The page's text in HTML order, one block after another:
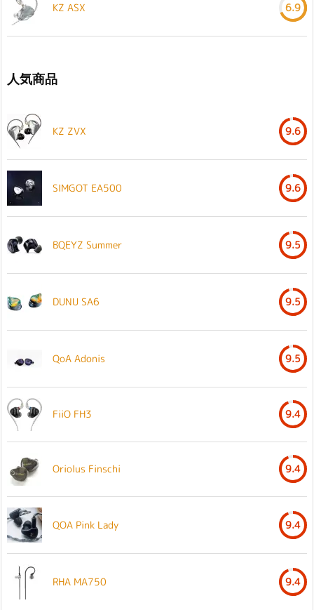
KZ ASX 6.9
人気商品
KZ ZVX 9.6
SIMGOT EA500 9.6
BQEYZ Summer 9.5
DUNU SA6 9.5
QoA Adonis 9.5
FiiO FH3 9.4
Oriolus Finschi 9.4
QOA Pink Lady 9.4
RHA MA750 9.4